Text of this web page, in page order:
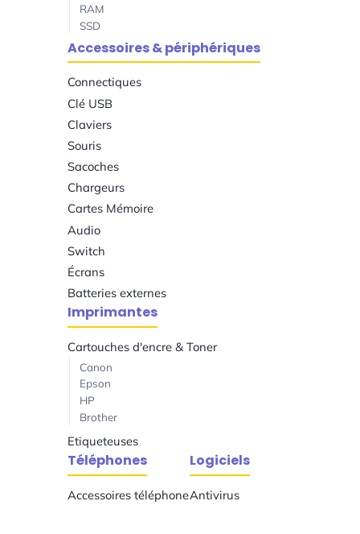
RAM
SSD
Accessoires & périphériques
Connectiques
Clé USB
Claviers
Souris
Sacoches
Chargeurs
Cartes Mémoire
Audio
Switch
Écrans
Batteries externes
Imprimantes
Cartouches d'encre & Toner
Canon
Epson
HP
Brother
Etiqueteuses
Téléphones
Accessoires téléphone
Logiciels
Antivirus